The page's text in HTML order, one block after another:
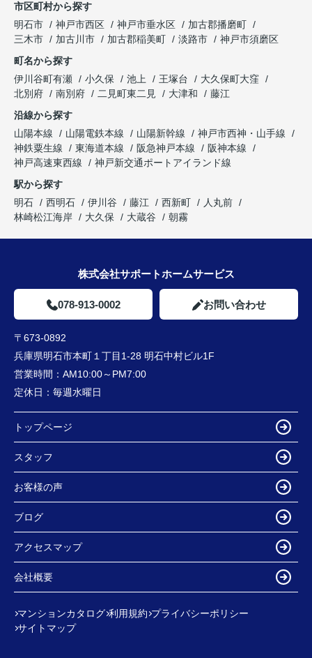
市区町村から探す
明石市
神戸市西区 神戸市垂水区
加古郡播磨町
三木市
加古川市 加古郡稲美町 淡路市
神戸市須磨区
町名から探す
伊川谷町有瀬
小久保 池上 王塚台
大久保町大窪
北別府
南別府 二見町東二見 大津和
藤江
沿線から探す
山陽本線
山陽電鉄本線 山陽新幹線
神戸市西神・山手線
神鉄粟生線
東海道本線 阪急神戸本線
阪神本線
神戸高速東西線
神戸新交通ポートアイランド線
駅から探す
明石
西明石 伊川谷 藤江 西新町
人丸前
林崎松江海岸
大久保 大蔵谷 朝霧
株式会社サポートホームサービス
078-913-0002 お問い合わせ
〒673-0892
兵庫県明石市本町１丁目1-28 明石中村ビル1F
営業時間： AM10:00～PM7:00
定休日： 毎週水曜日
トップページ
スタッフ
お客様の声
ブログ
アクセスマップ
会社概要
マンションカタログ 利用規約 プライバシーポリシー
サイトマップ